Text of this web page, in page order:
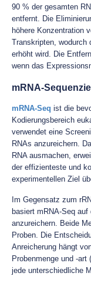
90 % der gesamten
entfernt. Die
höhere Konzentration
Transkripten, wodurch
erhöht wird. Die
wenn das
mRNA-
mRNA-Seq ist die
Kodierungsbereich
verwendet eine
RNAs anzureichern.
RNA ausmachen,
der effizienteste und
experimentellen Ziel
Im Gegensatz zum
basiert mRNA-Seq
anzureichern. Beide
Proben. Die
Anreicherung hängt
Probenmenge und -
jede unterschiedliche